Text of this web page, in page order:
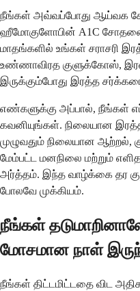
நீங்கள் அவ்வப்போது ஆய்வக
ஹீமோகுளோபின் A1C
மாதங்களில் உங்கள் சராசரி
உண்ணாவிரத குளுக்கோஸ், இரவு
இருக்கும்போது இரத்த
எண்களுக்கு அப்பால், நீங்கள்
கவனியுங்கள். நிலையான
முழுவதும் நிலையான ஆற்றல்,
மேம்பட்ட மனநிலை மற்றும்
அர்த்தம். இந்த வாழ்க்கை தர
போலவே முக்கியம்.
நீங்கள்
மோசமான நாள்
நீங்கள் திட்டமிட்டதை விட